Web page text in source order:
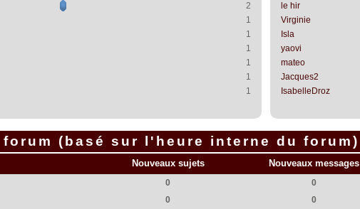
2
1
1
1
1
1
1
le hir
Virginie
Isla
yaovi
mateo
Jacques2
IsabelleDroz
(basé sur l'heure interne du forum)
Nouveaux sujets Nouveaux messages
0 0
0 0